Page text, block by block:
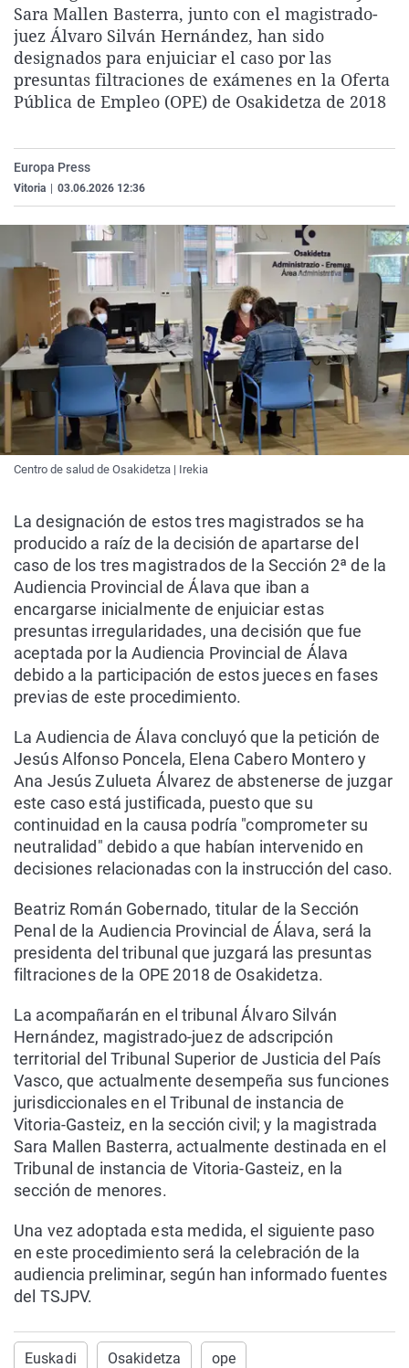
La rosa de los vientos
Gente viajera
Como el perro y el
Caso
Retornados
Equipo de
Operación Viuda
Extremadura
Galicia
La Rioja
Navarra
Virales
Televisión
Elecciones
Sara Mallen Basterra, junto con el magistrado-
juez Álvaro Silván Hernández, han sido
designados para enjuiciar el caso por las
presuntas filtraciones de exámenes en la Oferta
Pública de Empleo (OPE) de Osakidetza de 2018
Europa Press
Vitoria 03.06.2026 12:36
Centro de salud de Osakidetza | Irekia
La designación de estos tres magistrados se ha
producido a raíz de la decisión de apartarse del
caso de los tres magistrados de la Sección 2ª de la
Audiencia Provincial de Álava que iban a
encargarse inicialmente de enjuiciar estas
presuntas irregularidades, una decisión que fue
aceptada por la Audiencia Provincial de Álava
debido a la participación de estos jueces en fases
previas de este procedimiento.
La Audiencia de Álava concluyó que la petición de
Jesús Alfonso Poncela, Elena Cabero Montero y
Ana Jesús Zulueta Álvarez de abstenerse de juzgar
este caso está justificada, puesto que su
continuidad en la causa podría "comprometer su
neutralidad" debido a que habían intervenido en
decisiones relacionadas con la instrucción del caso.
Beatriz Román Gobernado, titular de la Sección
Penal de la Audiencia Provincial de Álava, será la
presidenta del tribunal que juzgará las presuntas
filtraciones de la OPE 2018 de Osakidetza.
La acompañarán en el tribunal Álvaro Silván
Hernández, magistrado-juez de adscripción
territorial del Tribunal Superior de Justicia del País
Vasco, que actualmente desempeña sus funciones
jurisdiccionales en el Tribunal de instancia de
Vitoria-Gasteiz, en la sección civil; y la magistrada
Sara Mallen Basterra, actualmente destinada en el
Tribunal de instancia de Vitoria-Gasteiz, en la
sección de menores.
Una vez adoptada esta medida, el siguiente paso
en este procedimiento será la celebración de la
audiencia preliminar, según han informado fuentes
del TSJPV.
Euskadi Osakidetza ope